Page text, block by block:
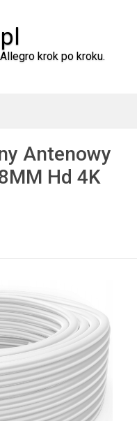
krok po kroku.
Antenowy
Hd 4K